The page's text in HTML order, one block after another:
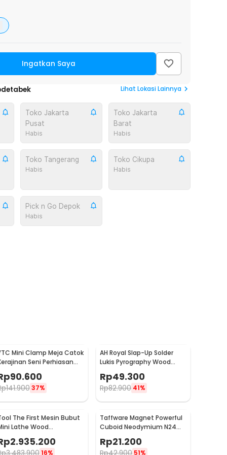
Ingatkan Saya
Lihat Lokasi Lainnya
Toko Jakarta
Pusat
Habis
Toko Jakarta
Barat
Habis
Toko Tangerang
Habis
Toko Cikupa
Habis
Pick n Go Depok
Habis
Mini Clamp Meja Catok
Seni Perhiasan
Aluminium - AT-6075
90.600
141.900 37%
AH Royal Slap-Up Solder
Lukis Pyrography Wood
Carving Soldering Iron -
PAC904
Rp49.300
Rp82.900 41%
The First Mesin Bubut
Lathe Wood
Metalworking 60W -
2.935.200
3.483.900 16%
Taffware Magnet Powerful
Cuboid Neodymium N24
Rp21.200
Rp42.900 51%